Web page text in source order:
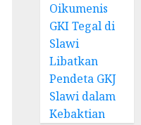
Oikumenis
GKI Tegal di
Slawi
Libatkan
Pendeta GKJ
Slawi dalam
Kebaktian